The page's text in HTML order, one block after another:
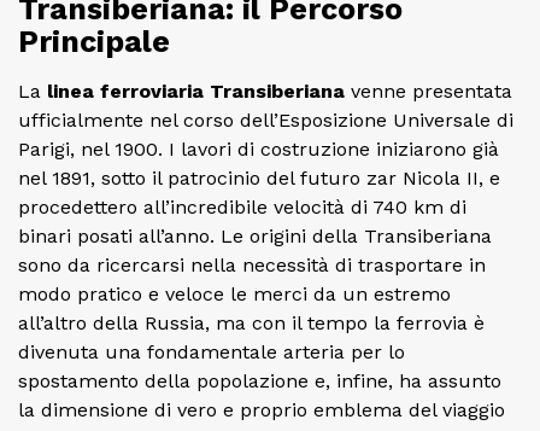
Transiberiana: il Percorso
Principale
La linea ferroviaria Transiberiana venne presentata
ufficialmente nel corso dell’Esposizione Universale di
Parigi, nel 1900. I lavori di costruzione iniziarono già
nel 1891, sotto il patrocinio del futuro zar Nicola II, e
procedettero all’incredibile velocità di 740 km di
binari posati all’anno. Le origini della Transiberiana
sono da ricercarsi nella necessità di trasportare in
modo pratico e veloce le merci da un estremo
all’altro della Russia, ma con il tempo la ferrovia è
divenuta una fondamentale arteria per lo
spostamento della popolazione e, infine, ha assunto
la dimensione di vero e proprio emblema del viaggio